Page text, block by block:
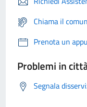
Chiama il
Prenota un
Problemi in
Segnala